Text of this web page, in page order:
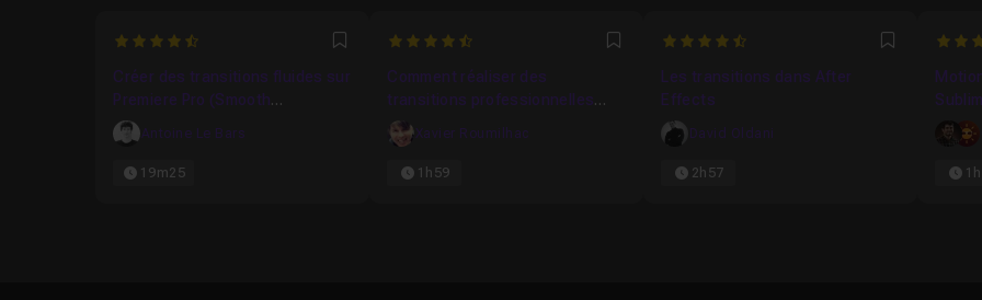
4.375 Favori
Créer des transitions fluides sur
Premiere Pro (Smooth
Transitions)
Antoine Le Bars
19m25
4.8888888888889 Favori
Comment réaliser des
transitions professionnelles
avec After Effects.
Xavier Roumilhac
1h59
4.6666666666667 Favori
Les transitions dans After
Effects
David Oldani
2h57